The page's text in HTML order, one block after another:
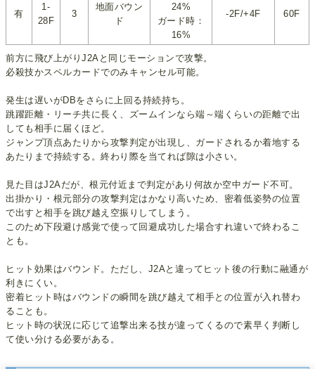
有
1-
28F
3
地面バウン
ド
24%
ガード時：
16%
-2F/+4F 60F
前方に飛び上がりJ2Aと同じモーションで攻撃。
必殺技かスペルカードでのみキャンセル可能。
発生は遅いがDBをさらに上回る持続持ち。
跳躍距離・リーチ共に長く、ズームインなら端～端くらいの距離で出
しても相手に届くほど。
ジャンプ頂点あたりから攻撃判定が出現し、ガードされるか着地する
あたりまで持続する。終わり際を当てれば隙は小さい。
見た目はJ2Aだが、根元付近まで判定があり何故か空中ガード不可。
出掛かり・根元部分の攻撃判定はかなり高いため、密着低姿勢の位置
で出すと相手を跳び越え空振りしてしまう。
このため下段避け感覚で使って回避成功した場合すれ違いで終わるこ
とも。
ヒット効果はバウンド。ただし、J2Aと違ってヒット後の行動に融通が
利きにくい。
密着ヒット時はバウンドの瞬間を跳び越えて相手との位置が入れ替わ
ることも。
ヒット時の状況に応じて追撃出来る技が違ってくるので素早く判断し
て使い分ける必要がある。